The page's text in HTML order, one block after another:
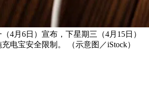
4月6日）宣布，下星期三（4月15日）
电宝安全限制。 （示意图／iStock）